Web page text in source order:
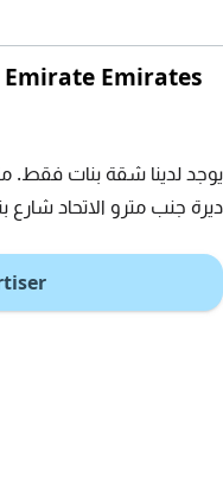
Emirates
ديرة جنب مترو الاتحاد